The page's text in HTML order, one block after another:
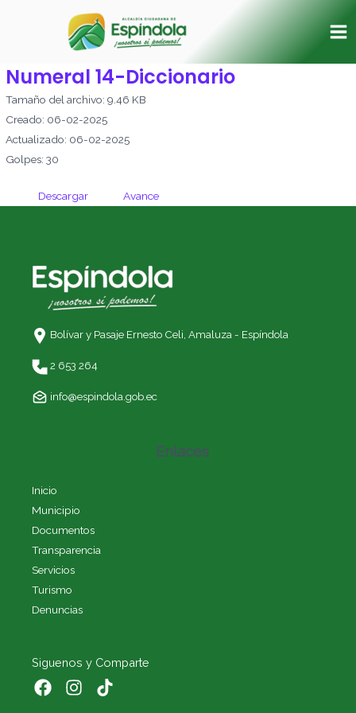
Numeral 14-Diccionario
Tamaño del archivo: 9.46 KB
Creado: 06-02-2025
Actualizado: 06-02-2025
Golpes: 30
Descargar Avance
Bolívar y Pasaje Ernesto Celi, Amaluza - Espíndola
2 653 264
info@espindola.gob.ec
Enlaces
Inicio
Municipio
Documentos
Transparencia
Servicios
Turismo
Denuncias
Siguenos y Comparte